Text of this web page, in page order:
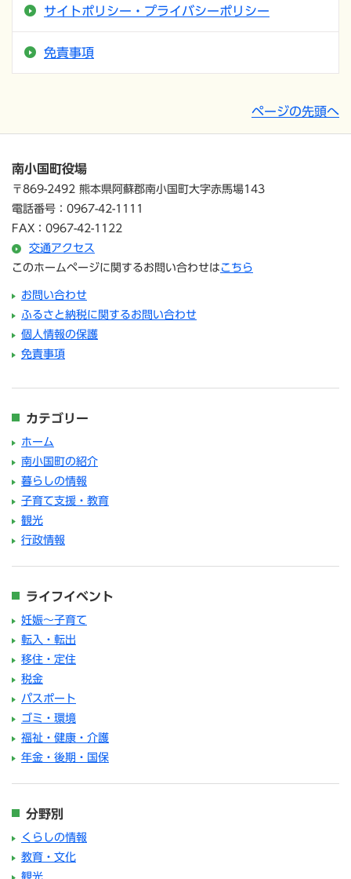
サイトポリシー・プライバシーポリシー
免責事項
ページの先頭へ
南小国町役場
〒869-2492 熊本県阿蘇郡南小国町大字赤馬場143
電話番号：0967-42-1111
FAX：0967-42-1122
交通アクセス
このホームページに関するお問い合わせは こちら
お問い合わせ
ふるさと納税に関するお問い合わせ
個人情報の保護
免責事項
カテゴリー
ホーム
南小国町の紹介
暮らしの情報
子育て支援・教育
観光
行政情報
ライフイベント
妊娠～子育て
転入・転出
移住・定住
税金
パスポート
ゴミ・環境
福祉・健康・介護
年金・後期・国保
分野別
くらしの情報
教育・文化
観光